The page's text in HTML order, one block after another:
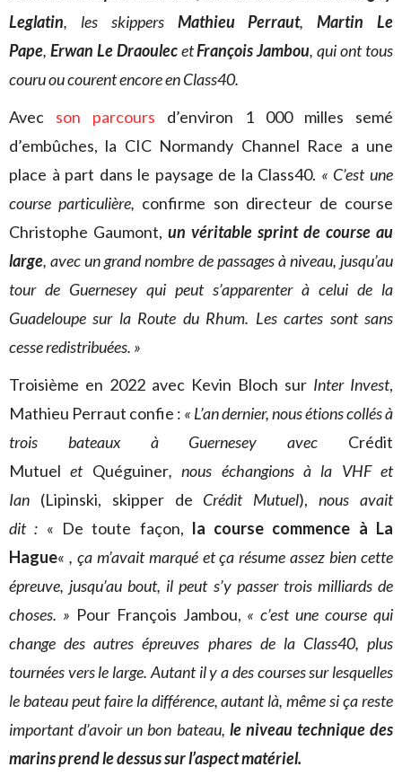
Leglatin, les skippers Mathieu Perraut,Martin Le
Pape, Erwan Le DraoulecetFrançois Jambou, qui ont tous
couru ou courent encore en Class40.
Avec son parcours d’environ 1 000 milles semé
d’embûches, la CIC Normandy Channel Race a une
place à part dans le paysage de la Class40. « C’est une
course particulière, confirme son directeur de course
Christophe Gaumont, un véritable sprint de course au
large, avec un grand nombre de passages à niveau, jusqu’au
tour de Guernesey qui peut s’apparenter à celui de la
Guadeloupe sur la Route du Rhum. Les cartes sont sans
cesse redistribuées. »
Troisième en 2022 avec Kevin Bloch sur Inter Invest,
Mathieu Perraut confie : « L’an dernier, nous étions collés à
trois bateaux à Guernesey avec Crédit
Mutuelet Quéguiner, nous échangions à la VHF et
Ian (Lipinski, skipper de Crédit Mutuel),nous avait
dit : « De toute façon, la course commence à La
Hague« , ça m’avait marqué et ça résume assez bien cette
épreuve, jusqu’au bout, il peut s’y passer trois milliards de
choses. » Pour François Jambou, « c’est une course qui
change des autres épreuves phares de la Class40, plus
tournées vers le large. Autant il y a des courses sur lesquelles
le bateau peut faire la différence, autant là, même si ça reste
important d’avoir un bon bateau, le niveau technique des
marins prend le dessus sur l’aspect matériel.